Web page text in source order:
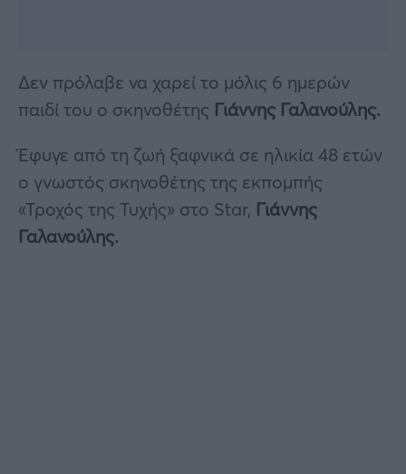
Δεν πρόλαβε να χαρεί το μόλις 6 ημερών
παιδί του ο σκηνοθέτης Γιάννης Γαλανούλης.
Έφυγε από τη ζωή ξαφνικά σε ηλικία 48 ετών
ο γνωστός σκηνοθέτης της εκπομπής
«Τροχός της Τυχής» στο Star, Γιάννης
Γαλανούλης.